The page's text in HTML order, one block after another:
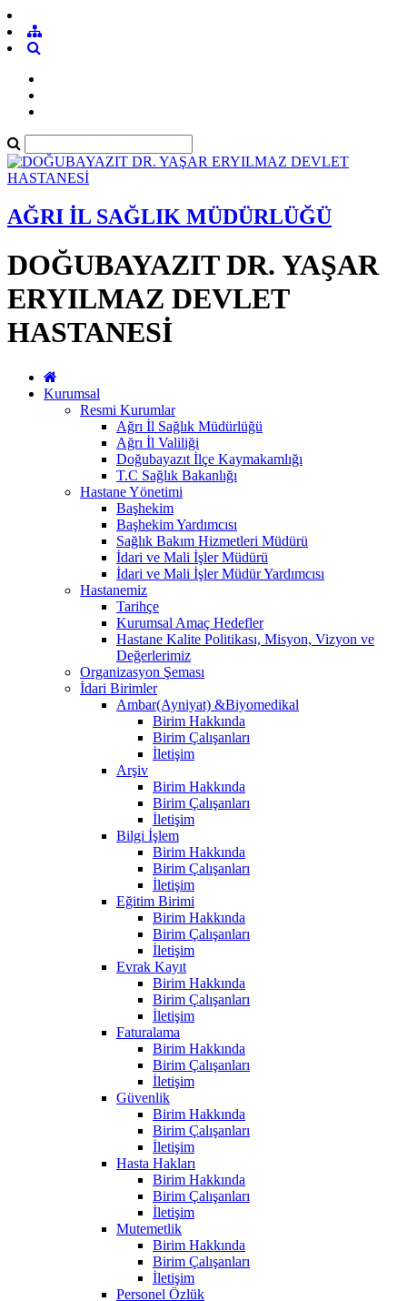
AĞRI İL SAĞLIK MÜDÜRLÜĞÜ
DOĞUBAYAZIT DR. YAŞAR
ERYILMAZ DEVLET
HASTANESİ
Kurumsal
Resmi Kurumlar
Ağrı İl Sağlık Müdürlüğü
Ağrı İl Valiliği
Doğubayazıt İlçe Kaymakamlığı
T.C Sağlık Bakanlığı
Hastane Yönetimi
Başhekim
Başhekim Yardımcısı
Sağlık Bakım Hizmetleri Müdürü
İdari ve Mali İşler Müdürü
İdari ve Mali İşler Müdür Yardımcısı
Hastanemiz
Tarihçe
Kurumsal Amaç Hedefler
Hastane Kalite Politikası, Misyon, Vizyon ve
Değerlerimiz
Organizasyon Şeması
İdari Birimler
Ambar(Ayniyat) &Biyomedikal
Birim Hakkında
Birim Çalışanları
İletişim
Arşiv
Birim Hakkında
Birim Çalışanları
İletişim
Bilgi İşlem
Birim Hakkında
Birim Çalışanları
İletişim
Eğitim Birimi
Birim Hakkında
Birim Çalışanları
İletişim
Evrak Kayıt
Birim Hakkında
Birim Çalışanları
İletişim
Faturalama
Birim Hakkında
Birim Çalışanları
İletişim
Güvenlik
Birim Hakkında
Birim Çalışanları
İletişim
Hasta Hakları
Birim Hakkında
Birim Çalışanları
İletişim
Mutemetlik
Birim Hakkında
Birim Çalışanları
İletişim
Personel Özlük